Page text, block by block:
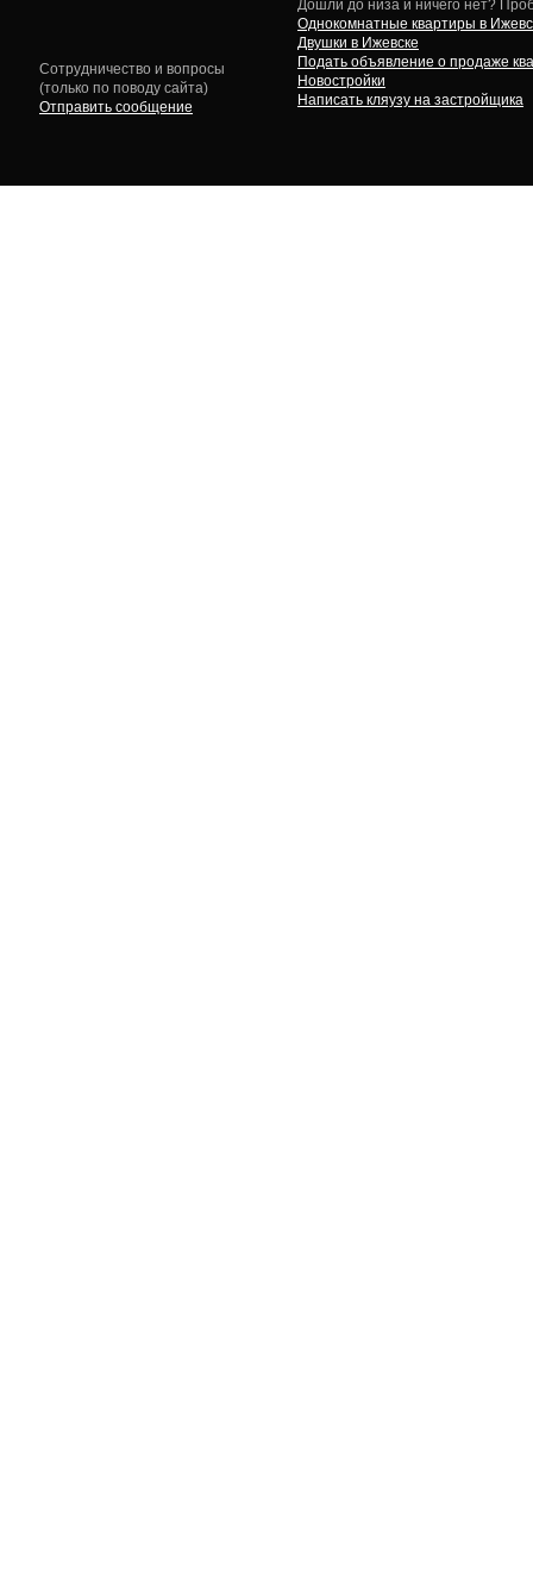
Сотрудничество и вопросы
(только по поводу сайта)
Отправить сообщение
Дошли до низа и ничего нет?
Однокомнатные квартиры в
Двушки в Ижевске
Подать объявление о продаже
Новостройки
Написать кляузу на застройщика